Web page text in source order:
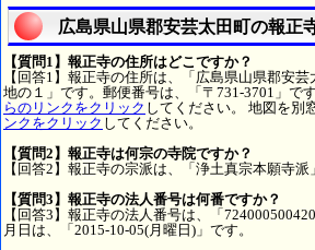
広島県山県郡安芸太田町の報正
【質問1】報正寺の住所はどこですか？
【回答1】報正寺の住所は、「広島県山県郡安
地の１」です。郵便番号は、「〒731-3701」で
らのリンクをクリック してください。 地図を別
ンクをクリック してください。
【質問2】報正寺は何宗の寺院ですか？
【回答2】報正寺の宗派は、「浄土真宗本願寺派
【質問3】報正寺の法人番号は何番ですか？
【回答3】報正寺の法人番号は、「
月日は、「2015-10-05(月曜日)」です。